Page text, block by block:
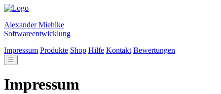
Alexander Miehlke
Softwareentwicklung
Impressum Produkte Shop Hilfe Kontakt Bewertungen
☰
Impressum